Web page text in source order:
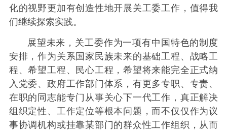
化的视野更加有创造性地开展关工委工作，值得我
们继续探索实践。
展望未来，关工委作为一项有中国特色的制度
安排，作为关系国家民族未来的基础工程、战略工
程、希望工程、民心工程，希望将来能完全正式纳
入党委、政府工作部门体系，有更多专职、专责、
在职的同志能专门从事关心下一代工作，真正解决
组织定性、工作定位等根本问题，而不仅仅作为议
事协调机构或挂靠某部门的群众性工作组织，从而